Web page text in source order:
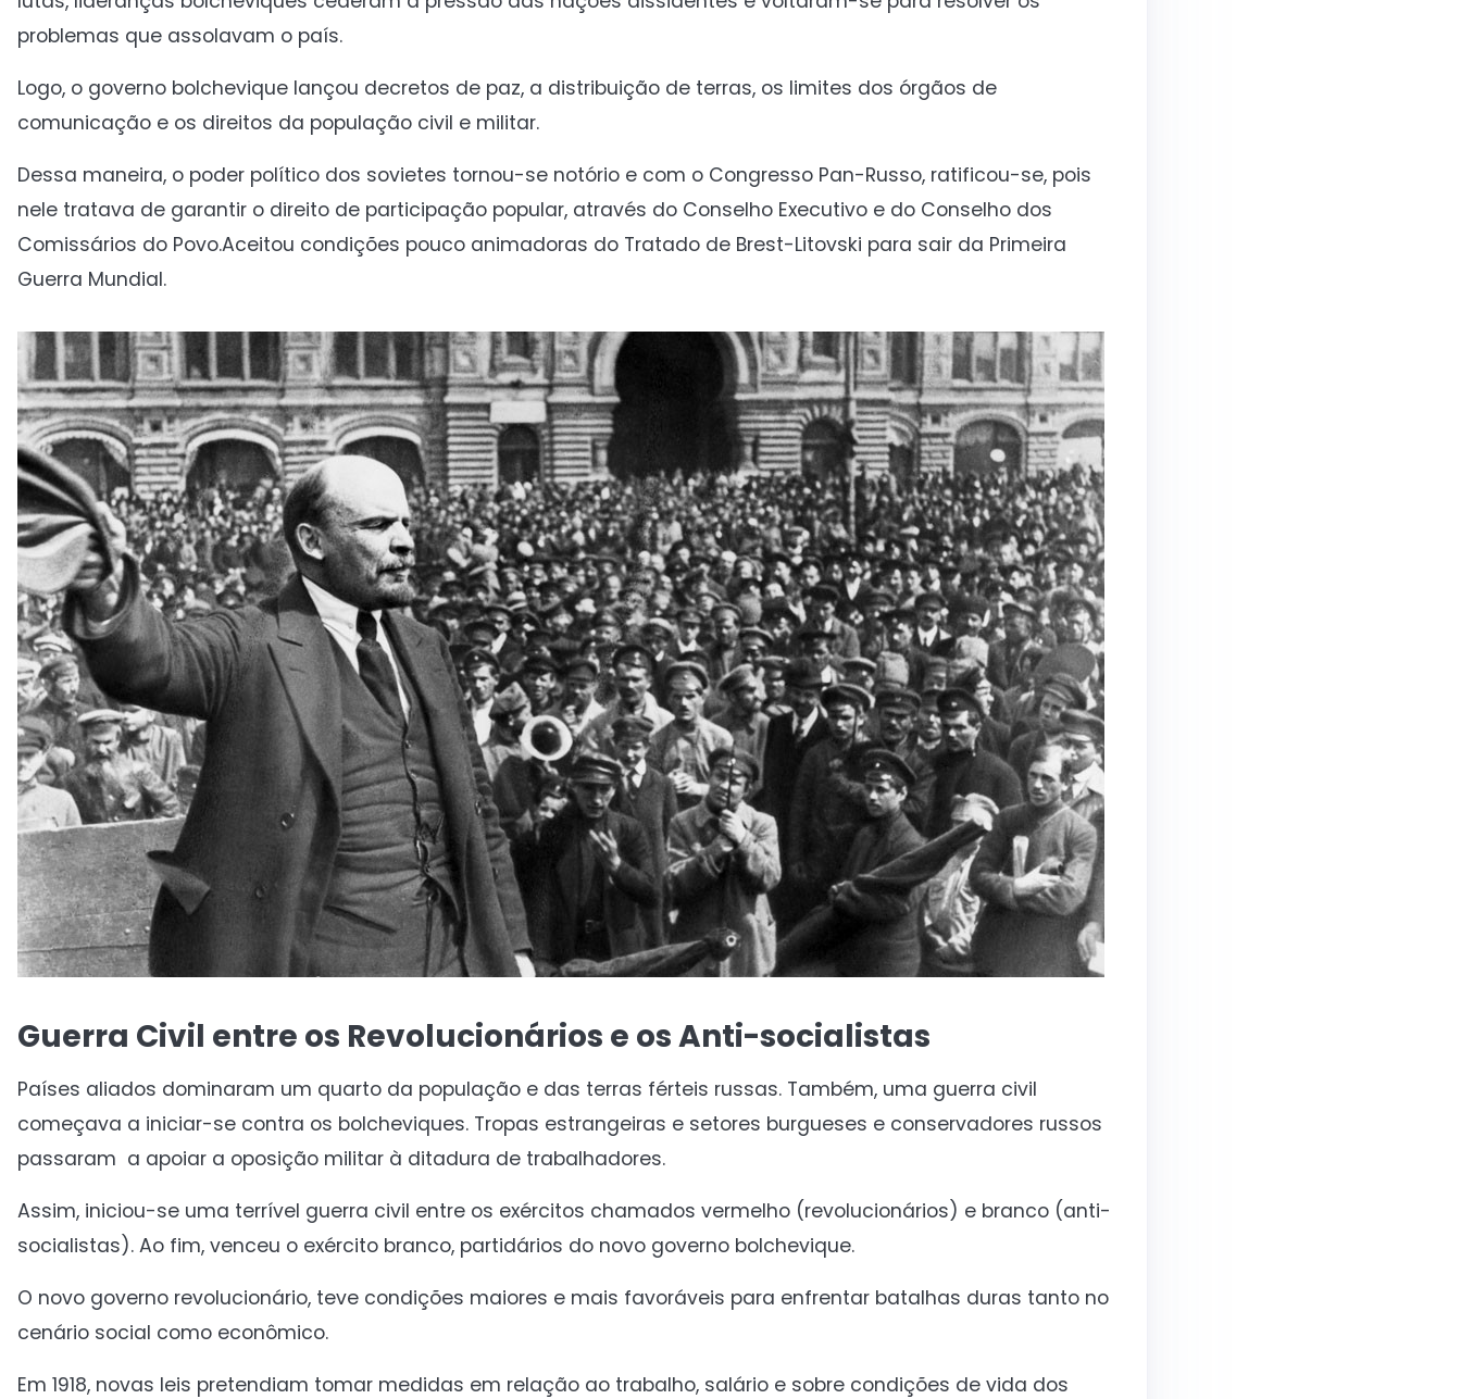
problemas que assolavam o país.
Logo, o governo bolchevique lançou decretos de paz, a distribuição de terras, os limites dos órgãos de
comunicação e os direitos da população civil e militar.
Dessa maneira, o poder político dos sovietes tornou-se notório e com o Congresso Pan-Russo, ratificou-se, pois
nele tratava de garantir o direito de participação popular, através do Conselho Executivo e do Conselho dos
Comissários do Povo.Aceitou condições pouco animadoras do Tratado de Brest-Litovski para sair da Primeira
Guerra Mundial.
Guerra Civil entre os Revolucionários e os Anti-socialistas
Países aliados dominaram um quarto da população e das terras férteis russas. Também, uma guerra civil
começava a iniciar-se contra os bolcheviques. Tropas estrangeiras e setores burgueses e conservadores russos
passaram a apoiar a oposição militar à ditadura de trabalhadores.
Assim, iniciou-se uma terrível guerra civil entre os exércitos chamados vermelho (revolucionários) e branco (anti-
socialistas). Ao fim, venceu o exército branco, partidários do novo governo bolchevique.
O novo governo revolucionário, teve condições maiores e mais favoráveis para enfrentar batalhas duras tanto no
cenário social como econômico.
Em 1918, novas leis pretendiam tomar medidas em relação ao trabalho, salário e sobre condições de vida dos